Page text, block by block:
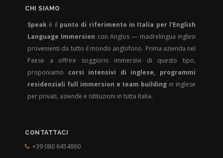
CHI SIAMO
Speak è il punto di riferimento in Italia per l'English
Language Immersion con Anglos — madrelingua inglesi
provenienti da tutto il mondo anglofono. Prima azienda nel
Paese a offrire soggiorni immersivi di questo tipo,
proponiamo corsi intensivi di inglese, programmi
residenziali full immersion e team building in inglese
per privati, aziende e istituzioni in tutta Italia.
CONTATTACI
+39 080 6454860